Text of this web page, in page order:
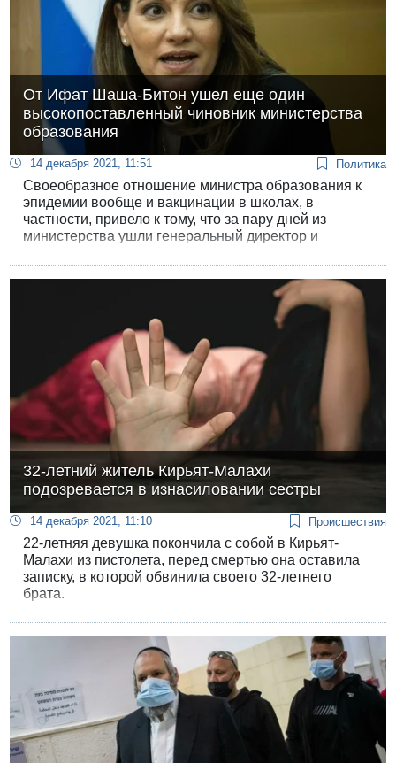
От Ифат Шаша-Битон ушел еще один
высокопоставленный чиновник министерства
образования
14 декабря 2021, 11:51 Политика
Своеобразное отношение министра образования к
эпидемии вообще и вакцинации в школах, в
частности, привело к тому, что за пару дней из
министерства ушли генеральный директор и
32-летний житель Кирьят-Малахи
подозревается в изнасиловании сестры
14 декабря 2021, 11:10 Происшествия
22-летняя девушка покончила с собой в Кирьят-
Малахи из пистолета, перед смертью она оставила
записку, в которой обвинила своего 32-летнего
брата.